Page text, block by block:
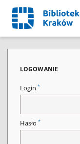
LOGOWANIE
Login *
Hasło *